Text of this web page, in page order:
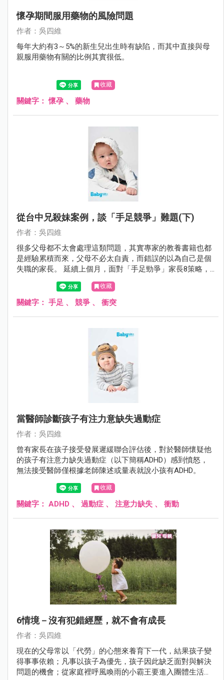
懷孕期間服用藥物的風險問題
作者：吳四維
每年大約有3～5%的新生兒出生時有缺陷，而其中直接與母
親服用藥物有關的比例其實很低。
收藏
關鍵字：懷孕 、 藥物
從台中兄殺妹案例，談「手足競爭」難題(下)
作者：吳四維
很多父母都不太會處理這類問題，其實專家的教養書籍也都
是經驗累積而來，父母不必太自責，而錯誤的以為自己是個
失職的家長。 延續上個月，面對「手足勁爭」家長8策略，4
收藏
關鍵字： 手足 、 競爭 、 衝突
當醫師診斷孩子有注力意缺失過動症
作者：吳四維
曾有家長在孩子接受發展遲緩聯合評估後，對於醫師懷疑他
的孩子有注意力缺失過動症（以下簡稱ADHD）感到憤怒，
無法接受醫師僅根據老師陳述或量表就說小孩有ADHD。
收藏
關鍵字： ADHD 、 過動症 、 注意力缺失 、 衝動
6情境－沒有犯錯經歷，就不會有成長
作者：吳四維
現在的父母常以「代勞」的心態來養育下一代，結果孩子變
得事事依賴；凡事以孩子為優先，孩子因此缺乏面對與解決
問題的機會；從家庭裡呼風喚雨的小霸王要進入團體生活成